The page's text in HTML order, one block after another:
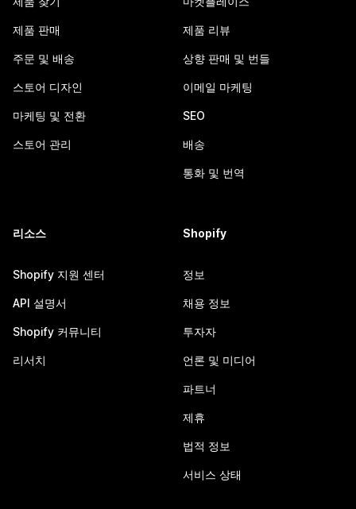
제품 판매
주문 및 배송
스토어 디자인
마케팅 및 전환
스토어 관리
제품 리뷰
상향 판매 및 번들
이메일 마케팅
SEO
배송
통화 및 번역
리소스
Shopify 지원 센터
API 설명서
Shopify 커뮤니티
리서치
Shopify
정보
채용 정보
투자자
언론 및 미디어
파트너
제휴
법적 정보
서비스 상태